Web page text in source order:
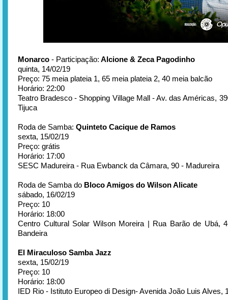
Monarco - Participação: Alcione & Zeca Pagodinho
quinta, 14/02/19
Preço: 75 meia plateia 1, 65 meia plateia 2, 40 meia balcão
Horário: 22:00
Teatro Bradesco - Shopping Village Mall - Av. das Américas,
Tijuca
Roda de Samba: Quinteto Cacique de Ramos
sexta, 15/02/19
Preço: grátis
Horário: 17:00
SESC Madureira - Rua Ewbanck da Câmara, 90 - Madureira
Roda de Samba do Bloco Amigos do Wilson Alicate
sábado, 16/02/19
Preço: 10
Horário: 18:00
Centro Cultural Solar Wilson Moreira | Rua Barão de Ubá,
Bandeira
El Miraculoso Samba Jazz
sexta, 15/02/19
Preço: 10
Horário: 18:00
IED Rio - Istituto Europeo di Design- Avenida João Luis Alves,